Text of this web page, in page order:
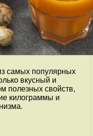
самых популярных
вкусный и
полезных свойств,
килограммы и